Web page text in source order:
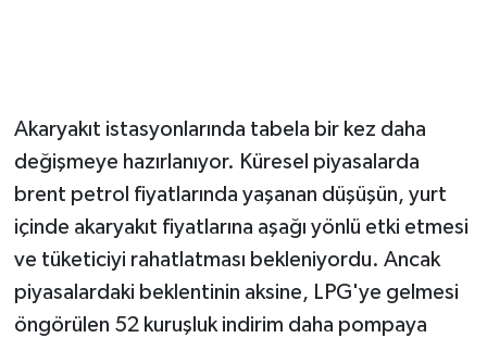
Akaryakıt istasyonlarında tabela bir kez daha
değişmeye hazırlanıyor. Küresel piyasalarda
brent petrol fiyatlarında yaşanan düşüşün, yurt
içinde akaryakıt fiyatlarına aşağı yönlü etki etmesi
ve tüketiciyi rahatlatması bekleniyordu. Ancak
piyasalardaki beklentinin aksine, LPG'ye gelmesi
öngörülen 52 kuruşluk indirim daha pompaya